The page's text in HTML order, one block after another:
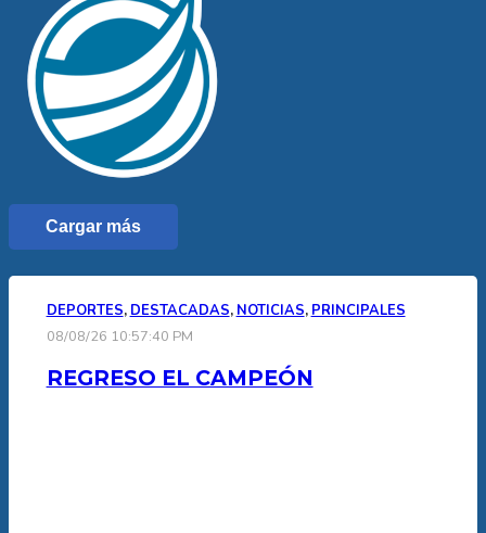
Cargar más
DEPORTES, DESTACADAS, NOTICIAS, PRINCIPALES
08/08/26 10:57:40 PM
REGRESO EL CAMPEÓN